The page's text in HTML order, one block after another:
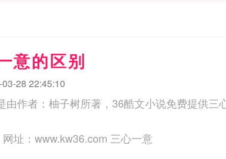
意的区别
28 22:45:10
由作者：柚子树所著，36酷文小说免费提供三
三秒记住本站：36酷文小说 网址：www.kw36.com 三心一意